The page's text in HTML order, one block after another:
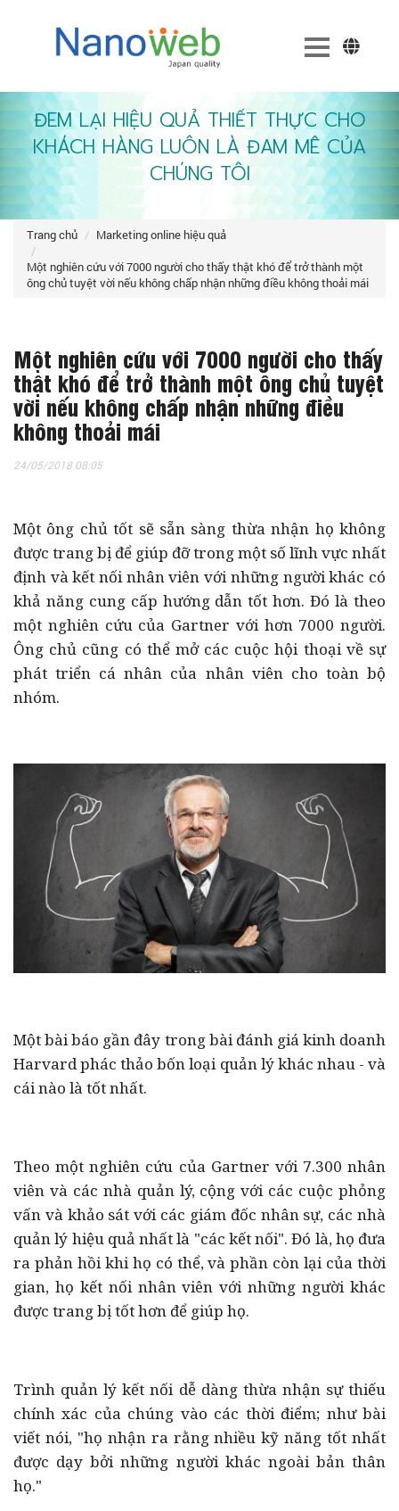
ĐEM LẠI HIỆU QUẢ THIẾT THỰC CHO
KHÁCH HÀNG LUÔN LÀ ĐAM MÊ CỦA
CHÚNG TÔI
trang chủ
marketing online hiệu quả
một nghiên cứu với 7000 người cho thấy thật khó để trở thành một
ông chủ tuyệt vời nếu không chấp nhận những điều không thoải mái
Một nghiên cứu với 7000 người cho thấy
thật khó để trở thành một ông chủ tuyệt
vời nếu không chấp nhận những điều
không thoải mái
24/05/2018 08:05
Một ông chủ tốt sẽ sẵn sàng thừa nhận họ không
được trang bị để giúp đỡ trong một số lĩnh vực nhất
định và kết nối nhân viên với những người khác có
khả năng cung cấp hướng dẫn tốt hơn. Đó là theo
một nghiên cứu của Gartner với hơn 7000 người.
Ông chủ cũng có thể mở các cuộc hội thoại về sự
phát triển cá nhân của nhân viên cho toàn bộ
nhóm.
Một bài báo gần đây trong bài đánh giá kinh doanh
Harvard phác thảo bốn loại quản lý khác nhau - và
cái nào là tốt nhất.
Theo một nghiên cứu của Gartner với 7.300 nhân
viên và các nhà quản lý, cộng với các cuộc phỏng
vấn và khảo sát với các giám đốc nhân sự, các nhà
quản lý hiệu quả nhất là "các kết nối". Đó là, họ đưa
ra phản hồi khi họ có thể, và phần còn lại của thời
gian, họ kết nối nhân viên với những người khác
được trang bị tốt hơn để giúp họ.
Trình quản lý kết nối dễ dàng thừa nhận sự thiếu
chính xác của chúng vào các thời điểm; như bài
viết nói, "họ nhận ra rằng nhiều kỹ năng tốt nhất
được dạy bởi những người khác ngoài bản thân
họ."